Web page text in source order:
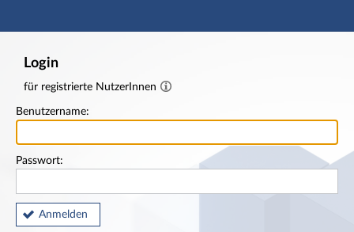
Hauptnavigation
Login
für registrierte NutzerInnen
Benutzername:
Passwort:
Anmelden